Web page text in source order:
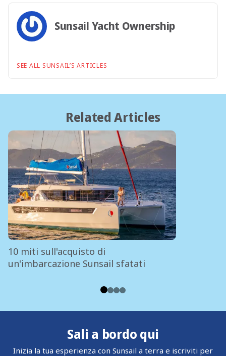
Sunsail Yacht Ownership
SEE ALL SUNSAIL’S ARTICLES
Related Articles
10 miti sull'acquisto di
un'imbarcazione Sunsail sfatati
Sali a bordo qui
Inizia la tua esperienza con Sunsail a terra e iscriviti per